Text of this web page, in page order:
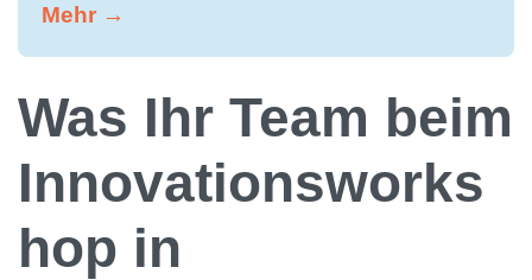
Mehr →
Was Ihr Team beim
Innovationsworks
hop in